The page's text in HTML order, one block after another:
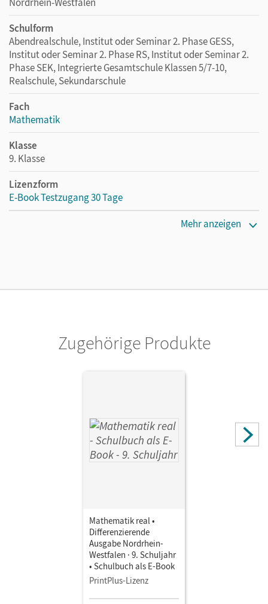
Schulform
Abendrealschule, Institut oder Seminar 2. Phase GESS,
Institut oder Seminar 2. Phase RS, Institut oder Seminar 2.
Phase SEK, Integrierte Gesamtschule Klassen 5/7-10,
Realschule, Sekundarschule
Fach
Mathematik
Klasse
9. Klasse
Lizenzform
E-Book Testzugang 30 Tage
Herausgeber/-in
Koullen, Reinhold
Zillgens, Rainer; Sprehe, Christine; Kreuz, Jeannine
Mehr anzeigen
Zugehörige Produkte
Mathematik real •
Differenzierende
Ausgabe Nordrhein-
Westfalen · 9. Schuljahr
• Schulbuch als E-Book
PrintPlus-Lizenz